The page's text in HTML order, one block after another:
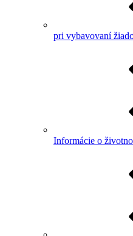
pri vybavovaní
Informácie o